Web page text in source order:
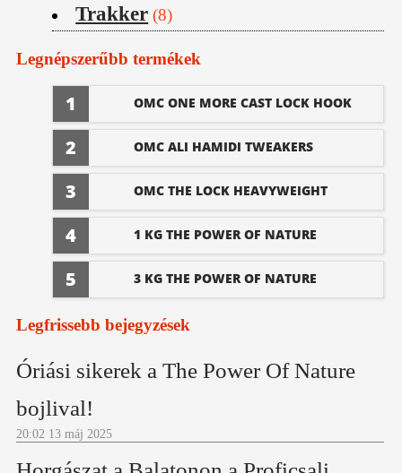
Trakker (8)
Legnépszerűbb termékek
1 OMC ONE MORE CAST LOCK HOOK
MIKRO BARBED 2-4-6-8-AS MÉRET
2 OMC ALI HAMIDI TWEAKERS
TOUCH ME UP HOROGÉLEZŐ
3 OMC THE LOCK HEAVYWEIGHT
HOOK ERŐSITETT VÁLTOZAT 2-4 ES
MÉRET
4 1 KG THE POWER OF NATURE
PRÉMIUM MINŐSÉGŰ KRILL-
5 3 KG THE POWER OF NATURE
PRÉMIUM MINŐSÉGŐ KRILL-
Legfrissebb bejegyzések
Óriási sikerek a The Power Of Nature
bojlival!
20:02 13 máj 2025